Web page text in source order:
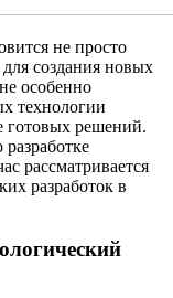
не просто
создания новых
особенно
технологии
готовых решений.
разработке
рассматривается
разработок в